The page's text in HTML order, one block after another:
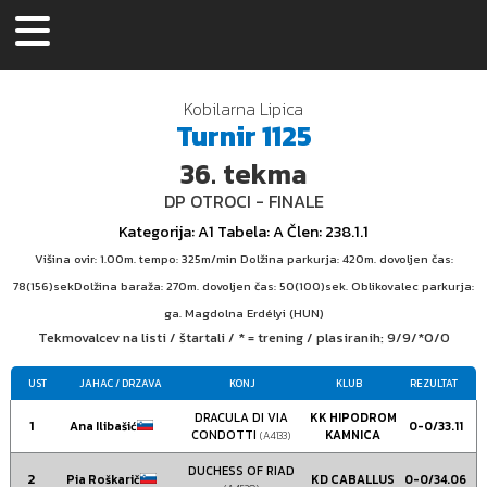
Kobilarna Lipica
Turnir1125
36. tekma
DP OTROCI - FINALE
Kategorija: A1 Tabela: AČlen: 238.1.1
Višina ovir: 1.00m. tempo: 325m/min Dolžina parkurja: 420m. dovoljen čas:
78(156)sekDolžina baraža: 270m. dovoljen čas: 50(100)sek. Oblikovalec parkurja:
ga. Magdolna Erdélyi (HUN)
Tekmovalcev na listi / štartali / * = trening / plasiranih: 9/9/*0/0
UST JAHAC/ DRZAVA KONJ KLUB REZULTAT
1 Ana Ilibašić
DRACULA DI VIA
CONDOTTI(A4133)
KK HIPODROM
KAMNICA
0-0/33.11
2 Pia Roškarič DUCHESS OF RIAD KD CABALLUS 0-0/34.06